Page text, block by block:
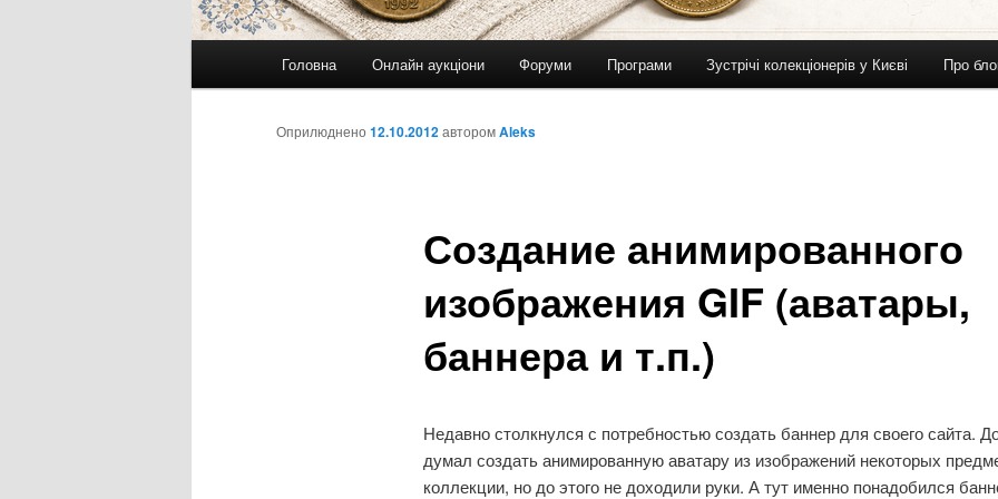
Головна Онлайн аукціони Форуми Програми Зустрічі колекціонерів у Києві Про
Создание анимированного
изображения GIF (аватары,
баннера и т.п.)
Оприлюднено 12.10.2012авторомAleks
Недавно столкнулся с потребностью создать баннер для своего сайта.
думал создать анимированную аватару из изображений некоторых
коллекции, но до этого не доходили руки. А тут именно понадобился